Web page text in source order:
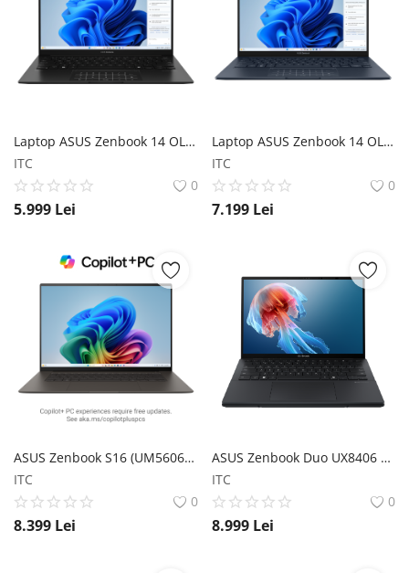
Laptop ASUS Zenbook 14 OLED (UM3406) ASUS
ITC
0
5.999 Lei
Laptop ASUS Zenbook 14 OLED (UX3405) ASUS
ITC
0
7.199 Lei
ASUS Zenbook S16 (UM5606); Copilot+ PC ASUS
ITC
0
8.399 Lei
ASUS Zenbook Duo UX8406 ASUS
ITC
0
8.999 Lei